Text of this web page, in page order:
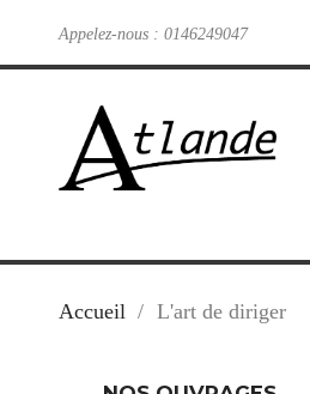
Appelez-nous : 0146249047
Accueil L'art de diriger